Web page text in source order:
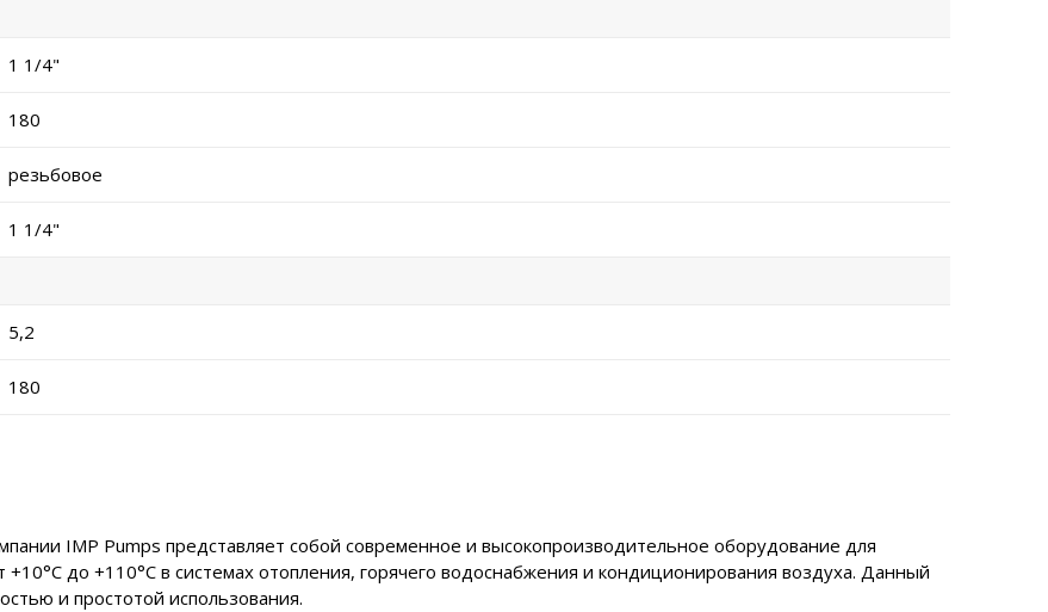
1 1/4"
180
резьбовое
1 1/4"
5,2
180
IMP Pumps представляет собой современное и высокопроизводительное оборудование для
до +110°C в системах отопления, горячего водоснабжения и кондиционирования воздуха. Данный
и простотой использования.